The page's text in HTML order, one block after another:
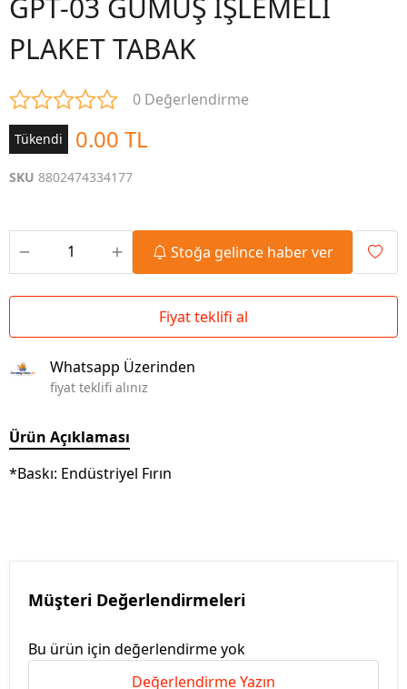
GPT-03 GÜMÜŞ İŞLEMELİ
PLAKET TABAK
0 Değerlendirme
Tükendi 0.00 TL
SKU 8802474334177
Stoğa gelince haber ver
Fiyat teklifi al
Whatsapp Üzerinden
fiyat teklifi alınız
Ürün Açıklaması
*Baskı: Endüstriyel Fırın
Müşteri Değerlendirmeleri
Bu ürün için değerlendirme yok
Değerlendirme Yazın